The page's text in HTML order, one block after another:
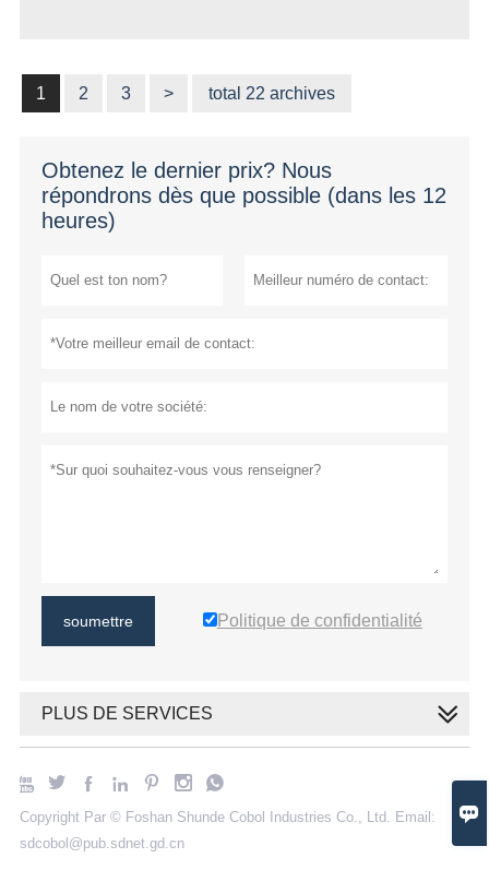

1 2 3 > total 22 archives
Obtenez le dernier prix? Nous
répondrons dès que possible (dans les 12
heures)
soumettre Politique de confidentialité
PLUS DE SERVICES
      
Copyright Par © Foshan Shunde Cobol Industries Co., Ltd. Email:
sdcobol@pub.sdnet.gd.cn